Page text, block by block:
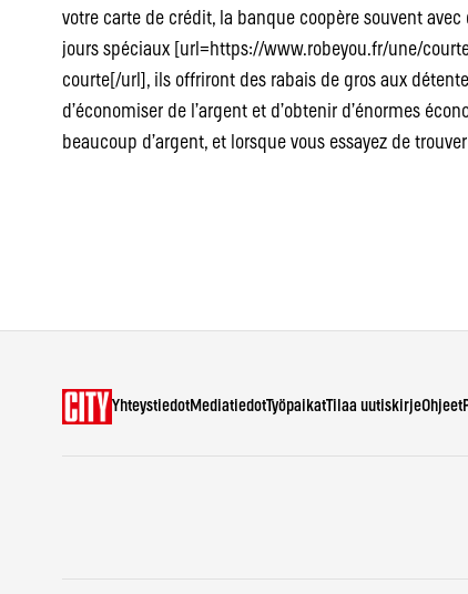
votre carte de crédit, la banque coopère souvent
jours spéciaux [url=https://www.robeyou.fr/une/
courte[/url], ils offriront des rabais de gros aux
d’économiser de l’argent et d’obtenir d’énormes
beaucoup d’argent, et lorsque vous essayez de
YhteystiedotMediatiedotTyöpaikatTilaa uutiskirjeOhjeet